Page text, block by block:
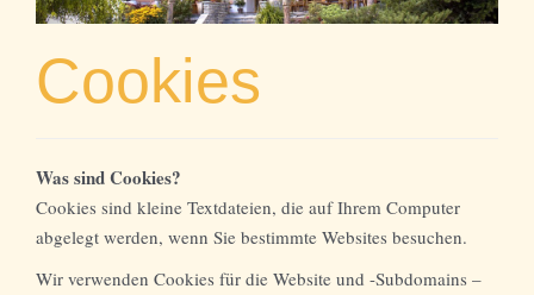
g
Cookies
Was sind Cookies?
Cookies sind kleine Textdateien, die auf Ihrem Computer
abgelegt werden, wenn Sie bestimmte Websites besuchen.
Wir verwenden Cookies für die Website und -Subdomains –